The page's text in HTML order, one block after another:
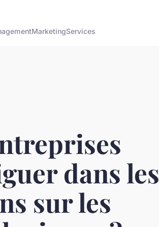
MarketingServices
dans les
sur les